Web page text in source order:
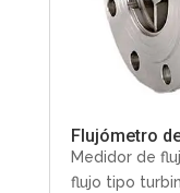
Flujómetro
Medidor de
flujo tipo